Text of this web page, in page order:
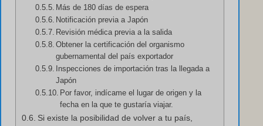
Más de 180 días de espera
Notificación previa a Japón
Revisión médica previa a la salida
Obtener la certificación del organismo
gubernamental del país exportador
Inspecciones de importación tras la llegada a
Japón
Por favor, indícame el lugar de origen y la
fecha en la que te gustaría viajar.
Si existe la posibilidad de volver a tu país,